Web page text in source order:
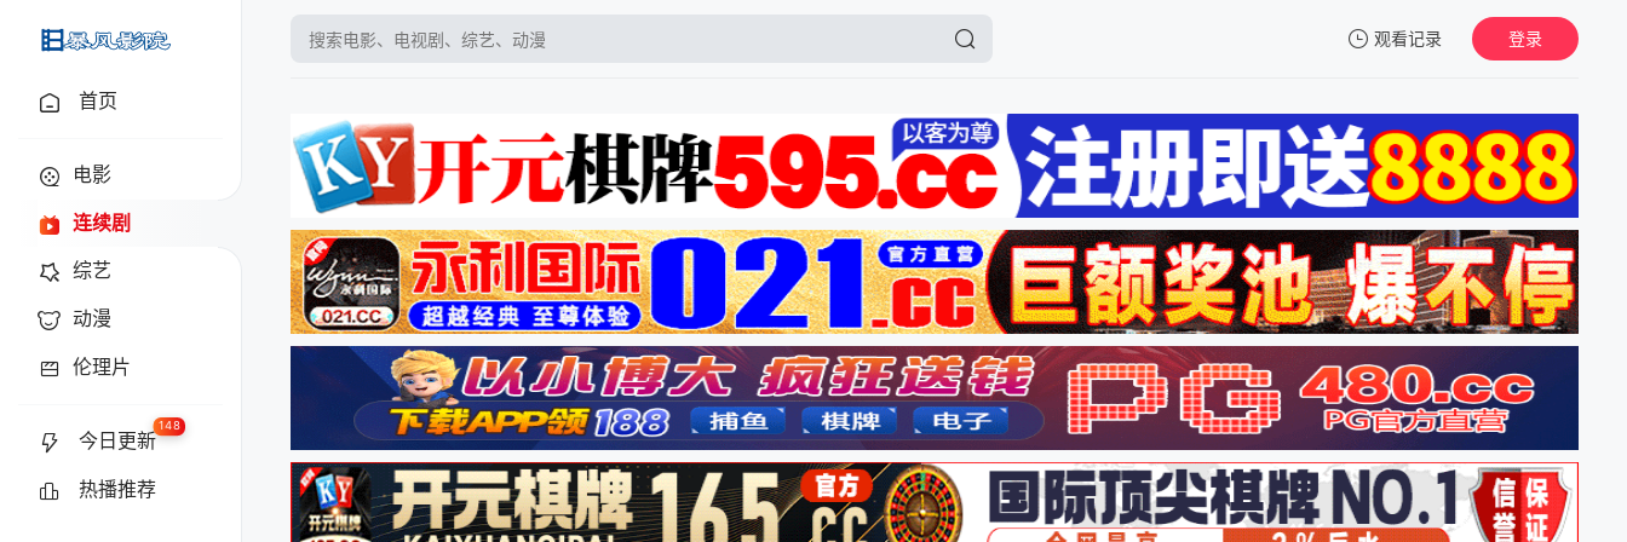
baofyy.tv 观看记录
暂无观看影片的记录
登录
首页
电影
连续剧
综艺
动漫
伦理片
今日更新
148
热播推荐